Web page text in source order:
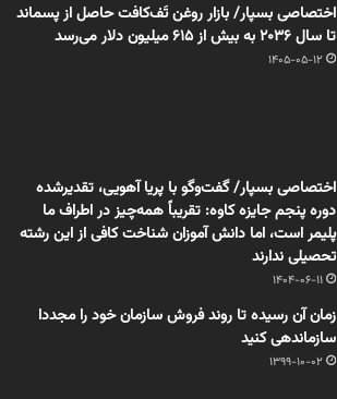
اختصاصی بسپار/ بازار روغن تَف‌کافت حاصل از پسماند
تا سال ۲۰۳۶ به بیش از ۶۱۵ میلیون دلار می‌رسد
1405-05-12
اختصاصی بسپار/ گفت‌وگو با پریا آهویی، تقدیرشده
دوره پنجم جایزه کاوه: تقریباً همه‌چیز در اطراف ما
پلیمر است، اما دانش آموزان شناخت کافی از این رشته
تحصیلی ندارند
1404-06-11
زمان آن رسیده تا روند فروش سازمان خود را مجددا
سازماندهی کنید
1399-10-02